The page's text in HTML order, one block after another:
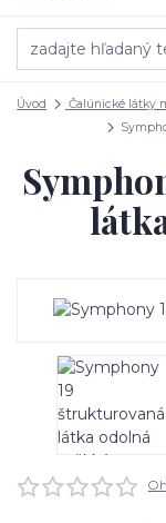
Úvod Čalúnické látky